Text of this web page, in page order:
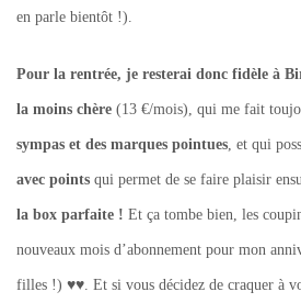
en parle bientôt !).
Pour la rentrée, je resterai donc fidèle à
la moins chère (13 €/mois), qui me fait
sympas et des marques pointues , et qui
avec points qui permet de se faire plaisir
la box parfaite ! Et ça tombe bien, les
nouveaux mois d’abonnement pour mon
filles !) ♥♥. Et si vous décidez de craquer à